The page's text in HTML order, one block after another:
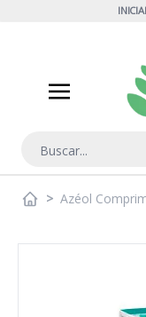
> Azéol